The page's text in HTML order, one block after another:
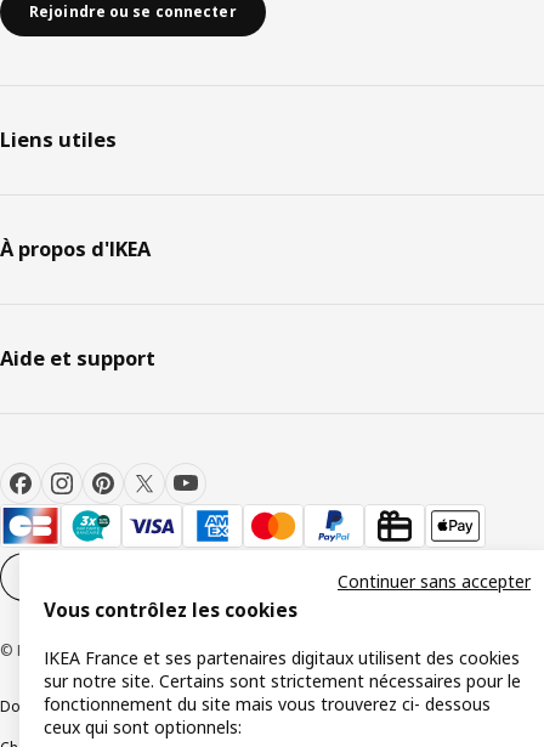
Rejoindre ou se connecter
Liens utiles
À propos d'IKEA
Aide et support
FR
© Inter IKEA Systems B.V 1999-2026
Documents juridiques et informations légales
Vous contrôlez les cookies
IKEA France et ses partenaires digitaux utilisent des cookies
sur notre site. Certains sont strictement nécessaires pour le
fonctionnement du site mais vous trouverez ci- dessous
ceux qui sont optionnels:
Continuer sans accepter